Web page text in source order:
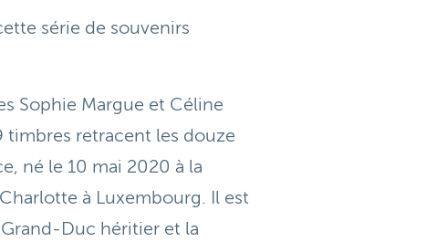
série de souvenirs
Sophie Margue et Céline
timbres retracent les douze
né le 10 mai 2020 à la
à Luxembourg. Il est
Grand-Duc héritier et la